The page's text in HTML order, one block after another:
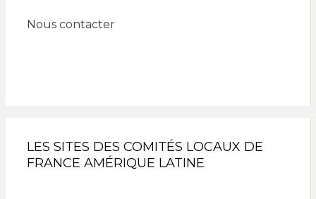
Nous contacter
LES SITES DES COMITÉS LOCAUX DE
FRANCE AMÉRIQUE LATINE